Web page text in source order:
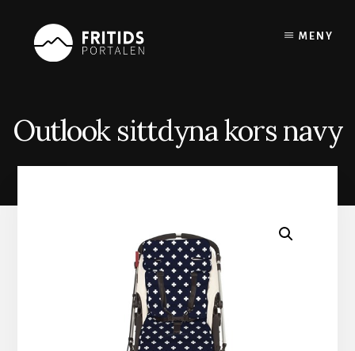
content
MENY
Outlook sittdyna kors navy